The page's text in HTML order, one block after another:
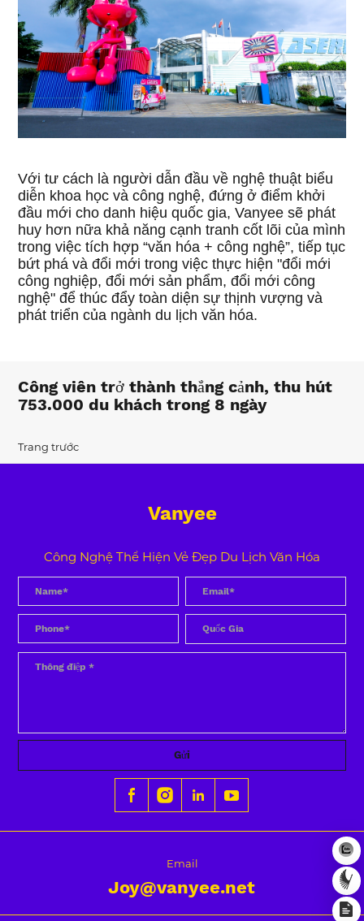
Với tư cách là người dẫn đầu về nghệ thuật biểu
diễn khoa học và công nghệ, đứng ở điểm khởi
đầu mới cho danh hiệu quốc gia, Vanyee sẽ phát
huy hơn nữa khả năng cạnh tranh cốt lõi của mình
trong việc tích hợp “văn hóa + công nghệ”, tiếp tục
bứt phá và đổi mới trong việc thực hiện "đổi mới
công nghiệp, đổi mới sản phẩm, đổi mới công
nghệ" để thúc đẩy toàn diện sự thịnh vượng và
phát triển của ngành du lịch văn hóa.
Công viên trở thành thắng cảnh, thu hút
753.000 du khách trong 8 ngày
Trang trước
Vanyee
Công Nghệ Thể Hiện Vẻ Đẹp Du Lịch Văn Hóa
Gửi
Email
Joy@vanyee.net